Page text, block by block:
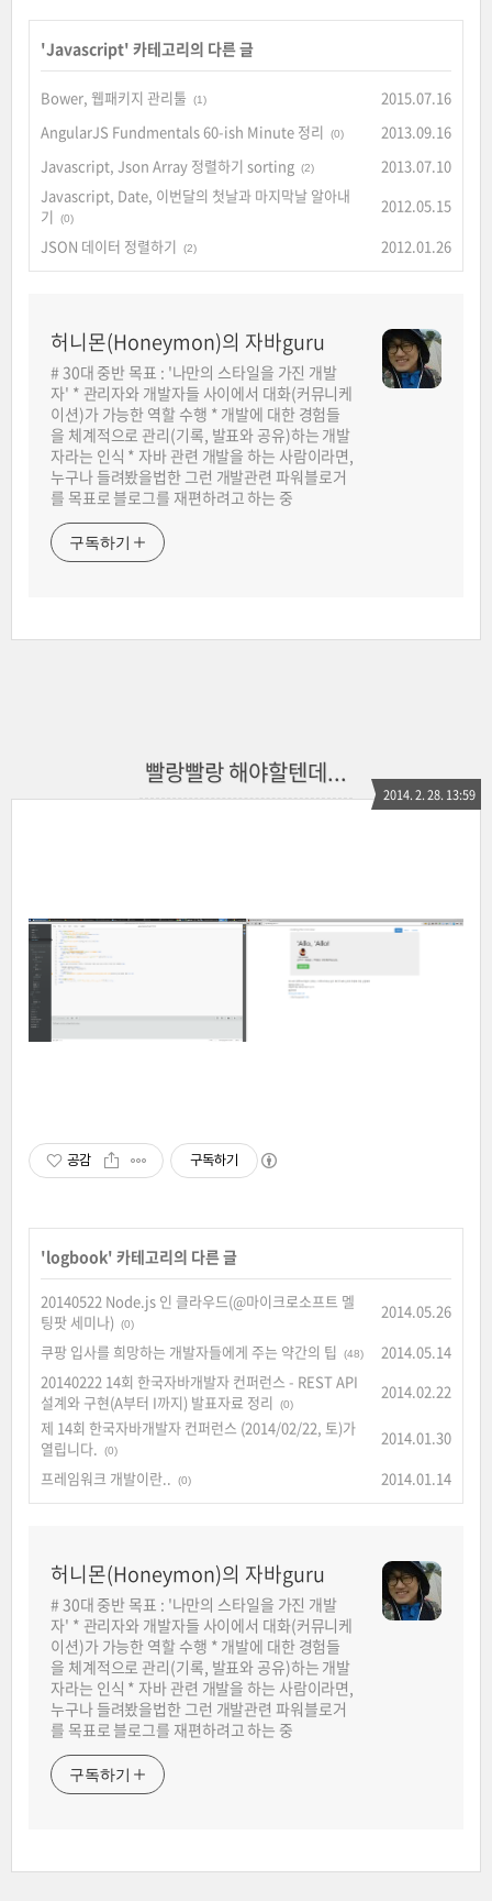
'Javascript' 카테고리의 다른 글
Bower, 웹패키지 관리툴 (1)
2015.07.16
AngularJS Fundmentals 60-ish Minute 정리
(0)
2013.09.16
Javascript, Json Array 정렬하기 sorting (2)
2013.07.10
Javascript, Date, 이번달의 첫날과 마지막날 알아내
기
(0)
2012.05.15
JSON 데이터 정렬하기
(2) 2012.01.26
허니몬(Honeymon)의 자바guru
# 30대 중반 목표 : '나만의 스타일을 가진 개발
자' * 관리자와 개발자들 사이에서 대화(커뮤니케
이션)가 가능한 역할 수행 * 개발에 대한 경험들
을 체계적으로 관리(기록, 발표와 공유)하는 개발
자라는 인식 * 자바 관련 개발을 하는 사람이라면,
누구나 들려봤을법한 그런 개발관련 파워블로거
를 목표로 블로그를 재편하려고 하는 중
구독하기
빨랑빨랑 해야할텐데...
2014. 2. 28. 13:59
공감 구독하기
'logbook' 카테고리의 다른 글
20140522 Node.js 인 클라우드(@마이크로소프트 멜
팅팟 세미나)
(0)
2014.05.26
쿠팡 입사를 희망하는 개발자들에게 주는 약간의 팁
(48)
2014.05.14
20140222 14회 한국자바개발자 컨퍼런스 - REST API
설계와 구현(A부터 I까지) 발표자료 정리
(0)
2014.02.22
제 14회 한국자바개발자 컨퍼런스 (2014/02/22, 토)가
열립니다.
(0)
2014.01.30
프레임워크 개발이란..
(0) 2014.01.14
허니몬(Honeymon)의 자바guru
# 30대 중반 목표 : '나만의 스타일을 가진 개발
자' * 관리자와 개발자들 사이에서 대화(커뮤니케
이션)가 가능한 역할 수행 * 개발에 대한 경험들
을 체계적으로 관리(기록, 발표와 공유)하는 개발
자라는 인식 * 자바 관련 개발을 하는 사람이라면,
누구나 들려봤을법한 그런 개발관련 파워블로거
를 목표로 블로그를 재편하려고 하는 중
구독하기